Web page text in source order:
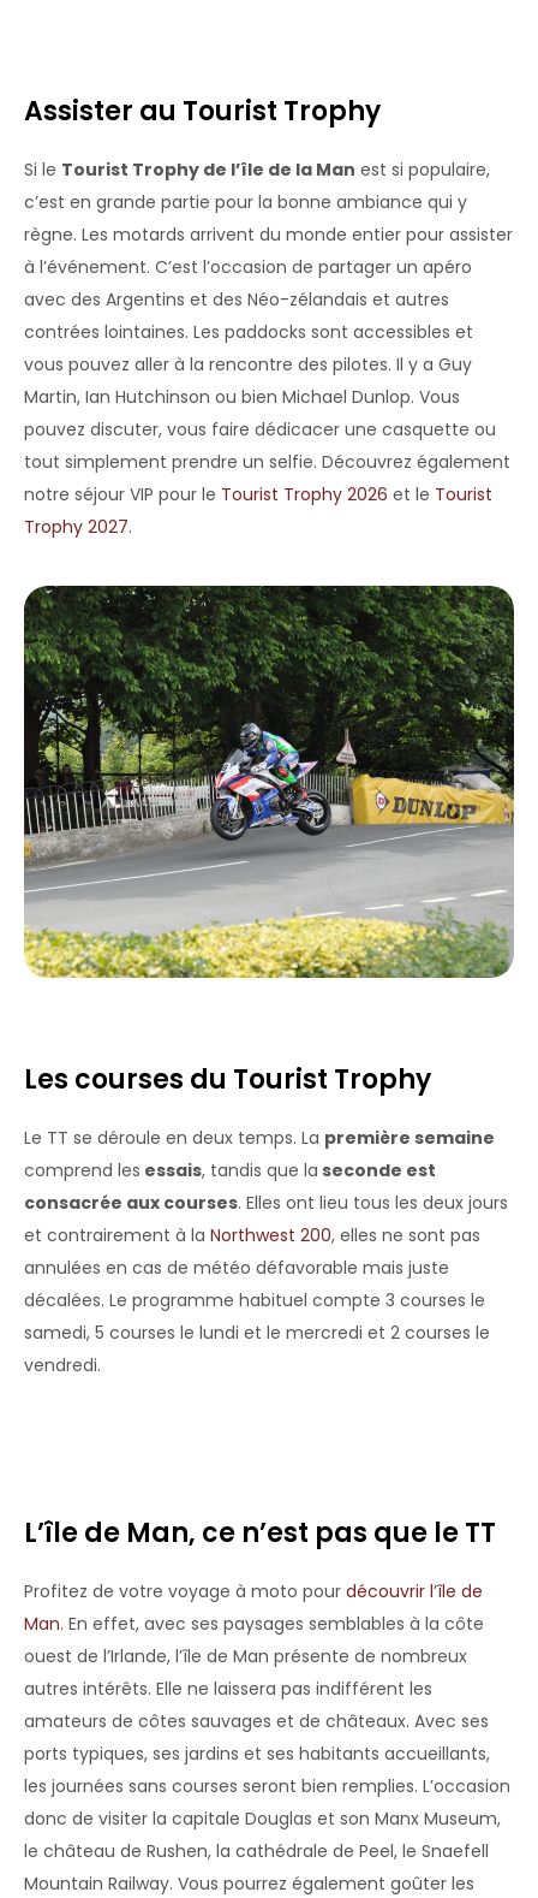
Assister au Tourist Trophy
Si le Tourist Trophy de l’île de la Man est si populaire,
c’est en grande partie pour la bonne ambiance qui y
règne. Les motards arrivent du monde entier pour assister
à l’événement. C’est l’occasion de partager un apéro
avec des Argentins et des Néo-zélandais et autres
contrées lointaines. Les paddocks sont accessibles et
vous pouvez aller à la rencontre des pilotes. Il y a Guy
Martin, Ian Hutchinson ou bien Michael Dunlop. Vous
pouvez discuter, vous faire dédicacer une casquette ou
tout simplement prendre un selfie. Découvrez également
notre séjour VIP pour le Tourist Trophy 2026 et le Tourist
Trophy 2027.
Les courses du Tourist Trophy
Le TT se déroule en deux temps. La première semaine
comprend les essais, tandis que la seconde est
consacrée aux courses. Elles ont lieu tous les deux jours
et contrairement à la Northwest 200, elles ne sont pas
annulées en cas de météo défavorable mais juste
décalées. Le programme habituel compte 3 courses le
samedi, 5 courses le lundi et le mercredi et 2 courses le
vendredi.
L’île de Man, ce n’est pas que le TT
Profitez de votre voyage à moto pour découvrir l’île de
Man. En effet, avec ses paysages semblables à la côte
ouest de l’Irlande, l’île de Man présente de nombreux
autres intérêts. Elle ne laissera pas indifférent les
amateurs de côtes sauvages et de châteaux. Avec ses
ports typiques, ses jardins et ses habitants accueillants,
les journées sans courses seront bien remplies. L’occasion
donc de visiter la capitale Douglas et son Manx Museum,
le château de Rushen, la cathédrale de Peel, le Snaefell
Mountain Railway. Vous pourrez également goûter les